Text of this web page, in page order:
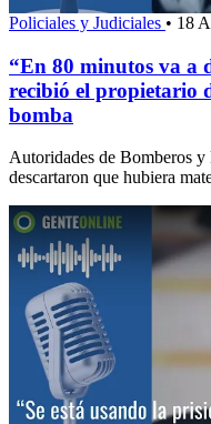
Policiales y Judiciales • 18
“En 80 minutos va a
recibió el propietario
bomba
Autoridades de Bomberos
descartaron que hubiera